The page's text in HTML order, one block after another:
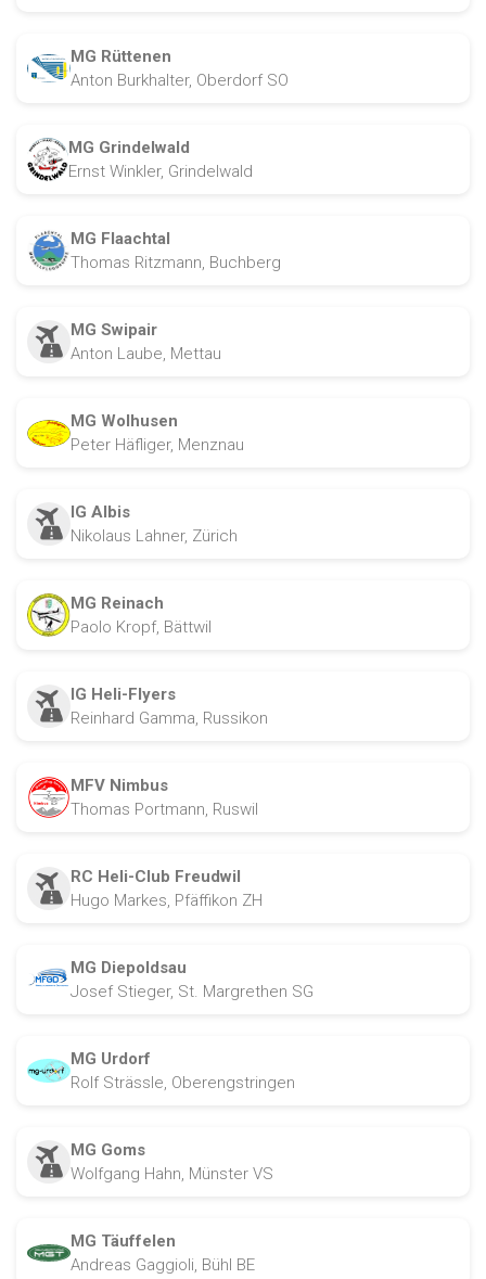
MG Rüttenen
Anton Burkhalter, Oberdorf SO
MG Grindelwald
Ernst Winkler, Grindelwald
MG Flaachtal
Thomas Ritzmann, Buchberg
MG Swipair
Anton Laube, Mettau
MG Wolhusen
Peter Häfliger, Menznau
IG Albis
Nikolaus Lahner, Zürich
MG Reinach
Paolo Kropf, Bättwil
IG Heli-Flyers
Reinhard Gamma, Russikon
MFV Nimbus
Thomas Portmann, Ruswil
RC Heli-Club Freudwil
Hugo Markes, Pfäffikon ZH
MG Diepoldsau
Josef Stieger, St. Margrethen SG
MG Urdorf
Rolf Strässle, Oberengstringen
MG Goms
Wolfgang Hahn, Münster VS
MG Täuffelen
Andreas Gaggioli, Bühl BE